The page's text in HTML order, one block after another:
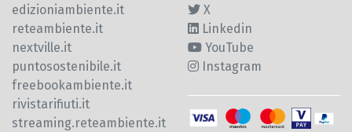
edizioniambiente.it
reteambiente.it
nextville.it
puntosostenibile.it
freebookambiente.it
rivistarifiuti.it
streaming.reteambiente.it
X
Linkedin
YouTube
Instagram